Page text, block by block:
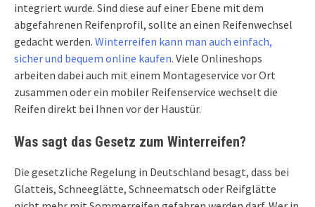
integriert wurde. Sind diese auf einer Ebene mit dem
abgefahrenen Reifenprofil, sollte an einen Reifenwechsel
gedacht werden. Winterreifen kann man auch einfach,
sicher und bequem online kaufen. Viele Onlineshops
arbeiten dabei auch mit einem Montageservice vor Ort
zusammen oder ein mobiler Reifenservice wechselt die
Reifen direkt bei Ihnen vor der Haustür.
Was sagt das Gesetz zum Winterreifen?
Die gesetzliche Regelung in Deutschland besagt, dass bei
Glatteis, Schneeglätte, Schneematsch oder Reifglätte